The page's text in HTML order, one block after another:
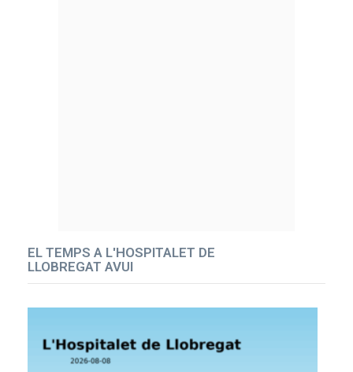
EL TEMPS A L'HOSPITALET DE
LLOBREGAT AVUI